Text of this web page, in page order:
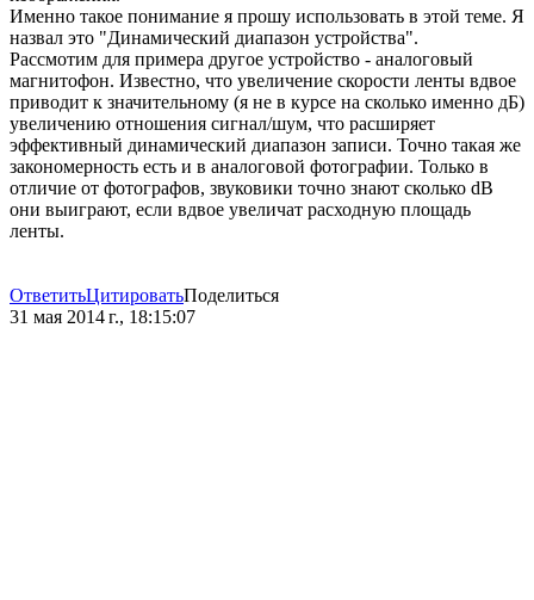
Именно такое понимание я прошу использовать в этой теме. Я
назвал это "Динамический диапазон устройства".
Рассмотим для примера другое устройство - аналоговый
магнитофон. Известно, что увеличение скорости ленты вдвое
приводит к значительному (я не в курсе на сколько именно дБ)
увеличению отношения сигнал/шум, что расширяет
эффективный динамический диапазон записи. Точно такая же
закономерность есть и в аналоговой фотографии. Только в
отличие от фотографов, звуковики точно знают сколько dB
они выиграют, если вдвое увеличат расходную площадь
ленты.
ОтветитьЦитироватьПоделиться
31 мая 2014 г., 18:15:07